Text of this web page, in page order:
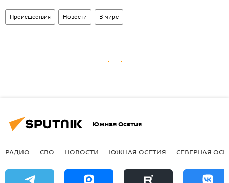
Происшествия Новости В мире
Южная Осетия
РАДИО СВО НОВОСТИ ЮЖНАЯ ОСЕТИЯ СЕВЕРНАЯ